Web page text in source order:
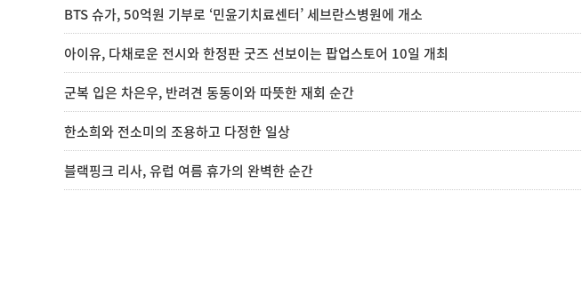
BTS 슈가, 50억원 기부로 ‘민윤기치료센터’ 세브란스병원에 개소
아이유, 다채로운 전시와 한정판 굿즈 선보이는 팝업스토어 10일 개최
군복 입은 차은우, 반려견 동동이와 따뜻한 재회 순간
한소희와 전소미의 조용하고 다정한 일상
블랙핑크 리사, 유럽 여름 휴가의 완벽한 순간